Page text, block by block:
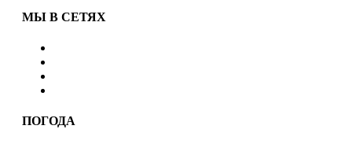
МЫ В СЕТЯХ
ПОГОДА